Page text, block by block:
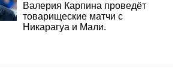
Валерия Карпина проведёт
товарищеские матчи с
Никарагуа и Мали.